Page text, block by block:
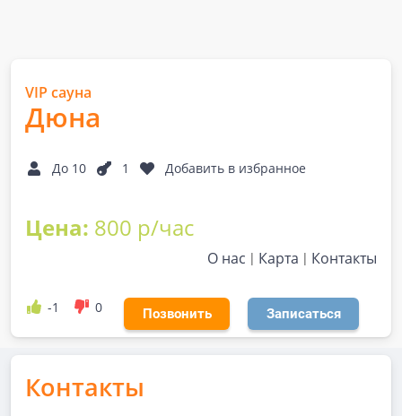
VIP сауна
Дюна
До 10 1 Добавить в избранное
Цена: 800 р/час
О нас Карта Контакты
-1 0 Позвонить Записаться
Контакты